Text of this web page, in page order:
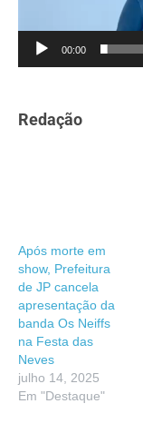
00:00
Redação
Após morte em
show, Prefeitura
de JP cancela
apresentação da
banda Os Neiffs
na Festa das
Neves
julho 14, 2025
Em "Destaque"